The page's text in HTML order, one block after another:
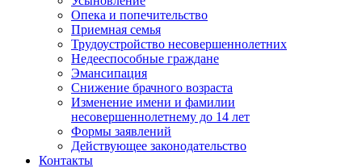
Опека и попечительство
Приемная семья
Трудоустройство несовершеннолетних
Недееспособные граждане
Эмансипация
Снижение брачного возраста
Изменение имени и фамилии
несовершеннолетнему до 14 лет
Формы заявлений
Действующее законодательство
Контакты